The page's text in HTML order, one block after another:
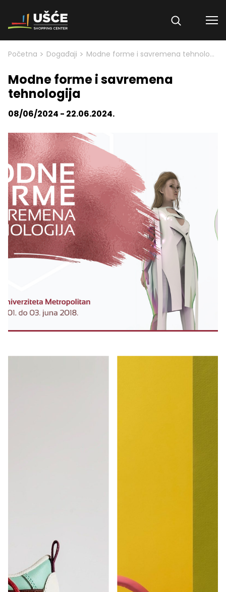
Skip to content
Početna > Događaji > Modne forme i savremena tehnologija
Modne forme i savremena
tehnologija
08/06/2024 - 22.06.2024.